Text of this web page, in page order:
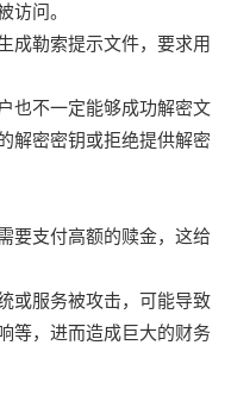
访问。
成勒索提示文件，要求用
也不一定能够成功解密文
解密密钥或拒绝提供解密
要支付高额的赎金，这给
或服务被攻击，可能导致
等，进而造成巨大的财务